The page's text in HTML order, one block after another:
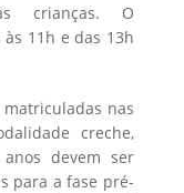
crianças. O
11h e das 13h
nas
creche,
devem ser
para a fase pré-